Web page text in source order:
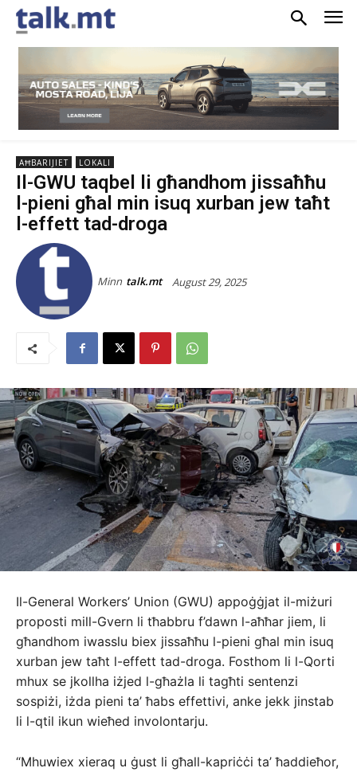
AĦBARIJIET LOKALI
Il-GWU taqbel li għandhom jissaħħu
l-pieni għal min isuq xurban jew taħt
l-effett tad-droga
Minn talk.mt August 29, 2025
Il-General Workers’ Union (GWU) appoġġjat il-miżuri
proposti mill-Gvern li tħabbru f’dawn l-aħħar jiem, li
għandhom iwasslu biex jissaħħu l-pieni għal min isuq
xurban jew taħt l-effett tad-droga. Fosthom li l-Qorti
mhux se jkollha iżjed l-għażla li tagħti sentenzi
sospiżi, iżda pieni ta’ ħabs effettivi, anke jekk jinstab
li l-qtil ikun wieħed involontarju.
“Mhuwiex xieraq u ġust li għall-kapriċċi ta’ ħaddieħor,